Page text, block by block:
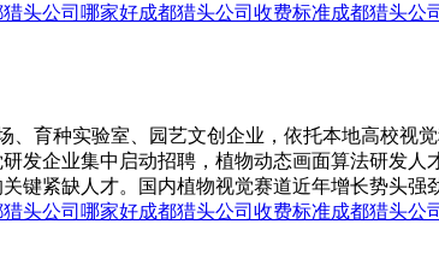
猎头公司哪家好成都猎头公司收费标准成都猎头公
育种实验室、园艺文创企业，依托本地高校视
发企业集中启动招聘，植物动态画面算法研发
紧缺人才。国内植物视觉赛道近年增长势头强
猎头公司哪家好成都猎头公司收费标准成都猎头公